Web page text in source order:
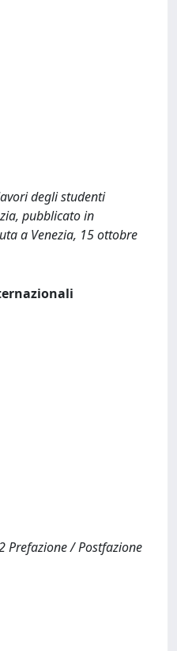
degli studenti
pubblicato in
a Venezia, 15 ottobre
Prefazione / Postfazione